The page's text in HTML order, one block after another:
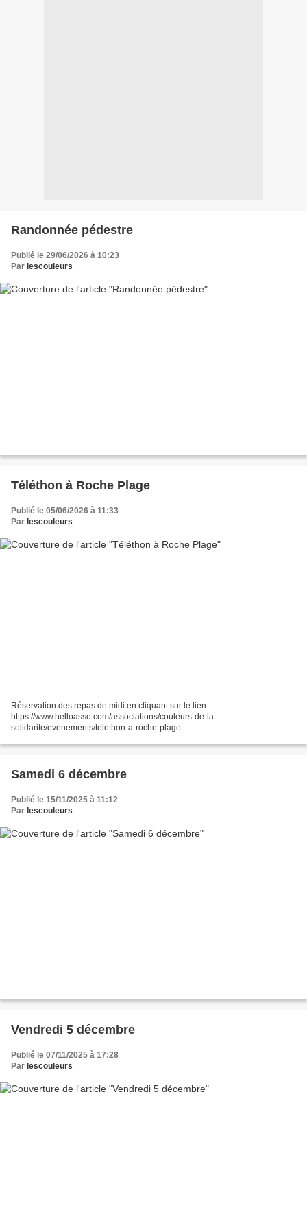
Randonnée pédestre
Publié le 29/06/2026 à 10:23
Par lescouleurs
Téléthon à Roche Plage
Publié le 05/06/2026 à 11:33
Par lescouleurs
Réservation des repas de midi en cliquant sur le lien :
https://www.helloasso.com/associations/couleurs-de-la-
solidarite/evenements/telethon-a-roche-plage
Samedi 6 décembre
Publié le 15/11/2025 à 11:12
Par lescouleurs
Vendredi 5 décembre
Publié le 07/11/2025 à 17:28
Par lescouleurs